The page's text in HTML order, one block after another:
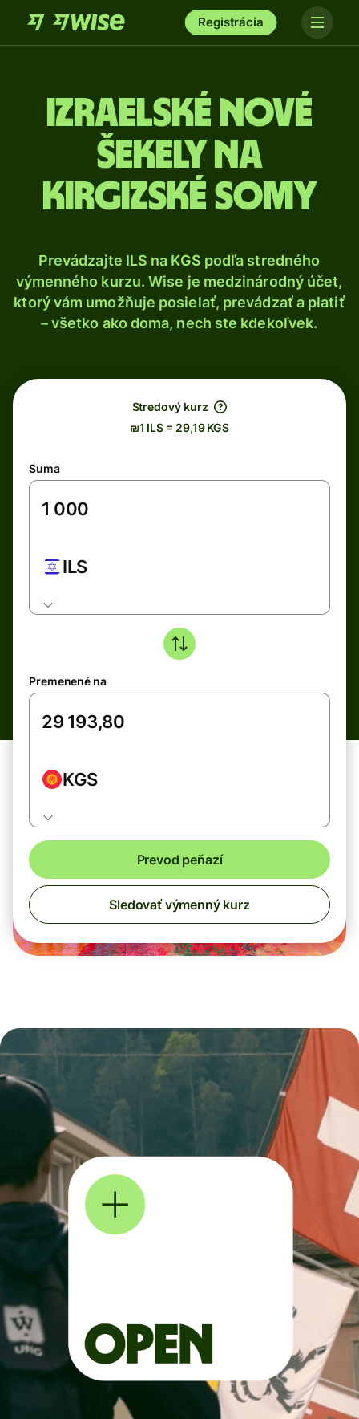
Registrácia
Izraelské nové
šekely na
kirgizské somy
Prevádzajte ILS na KGS podľa stredného
výmenného kurzu. Wise je medzinárodný účet,
ktorý vám umožňuje posielať, prevádzať a platiť
– všetko ako doma, nech ste kdekoľvek.
Stredový kurz
₪1 ILS = 29,19 KGS
Suma
ILS
Premenené na
KGS
Prevod peňazí
Sledovať výmenný kurz